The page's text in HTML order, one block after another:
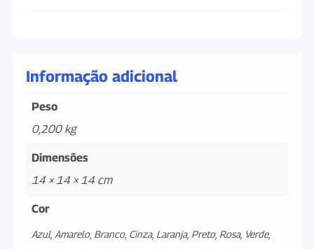
Informação adicional
Peso
0,200 kg
Dimensões
14 × 14 × 14 cm
Cor
Azul, Amarelo, Branco, Cinza, Laranja, Preto, Rosa, Verde,